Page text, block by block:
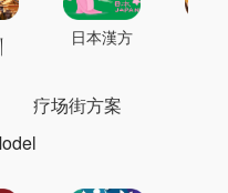
日本漢方
疗场街方案